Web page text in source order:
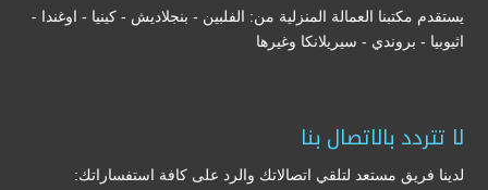
يستقدم مكتبنا العمالة المنزلية من: الفلبين - بنجلاديش - كينيا - اوغندا -
اثيوبيا - بروندي - سيريلانكا وغيرها
لا تتردد بالاتصال بنا
لدينا فريق مستعد لتلقي اتصالاتك والرد على كافة استفساراتك: